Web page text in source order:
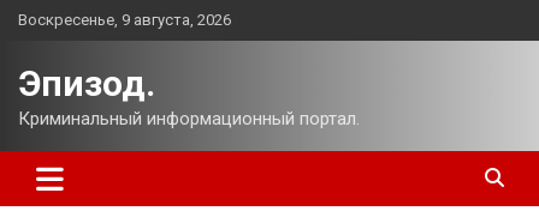
Перейти
Воскресенье, 9 августа, 2026
Эпизод.
Криминальный информационный портал.